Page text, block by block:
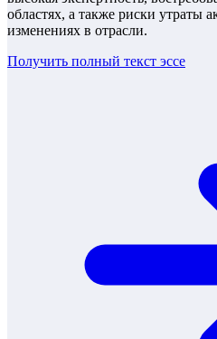
областях, а также риски утраты
изменениях в отрасли.
Получить полный текст эссе